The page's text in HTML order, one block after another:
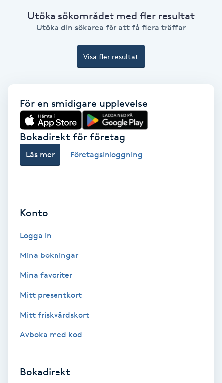
Ansiktsbehandling djuprengörande
Bambumassage
Barber
Barnklippning
BIAB
Blowout
Brynformning
Brynfärgning
Utöka sökområdet med fler resultat
Utöka din sökarea för att få flera träffar
Visa fler resultat
För en smidigare upplevelse
Bokadirekt för företag
Läs mer Företagsinloggning
Konto
Logga in
Mina bokningar
Mina favoriter
Mitt presentkort
Mitt friskvårdskort
Avboka med kod
Bokadirekt